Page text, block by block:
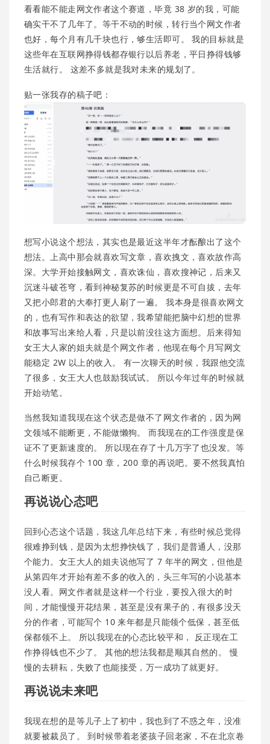
看看能不能走网文作者这个赛道，毕竟 38 岁的我，可能
确实干不了几年了。等干不动的时候，转行当个网文作者
也好，每个月有几千块也行，够生活即可。 我的目标就是
这些年在互联网挣得钱都存银行以后养老，平日挣得钱够
生活就行。 这差不多就是我对未来的规划了。
贴一张我存的稿子吧：
想写小说这个想法，其实也是最近这半年才酝酿出了这个
想法。上高中那会就喜欢写文章，喜欢拽文，喜欢故作高
深。大学开始接触网文，喜欢诛仙，喜欢搜神记，后来又
沉迷斗破苍穹，看到神秘复苏的时候更是不可自拔，去年
又把小郎君的大奉打更人刷了一遍。 我本身是很喜欢网文
的，也有写作和表达的欲望，我希望能把脑中幻想的世界
和故事写出来给人看，只是以前没往这方面想。后来得知
女王大人家的姐夫就是个网文作者，他现在每个月写网文
能稳定 2W 以上的收入。 有一次聊天的时候，我跟他交流
了很多，女王大人也鼓励我试试。 所以今年过年的时候就
开始动笔。
当然我知道我现在这个状态是做不了网文作者的，因为网
文领域不能断更，不能做懒狗。 而我现在的工作强度是保
证不了更新速度的。 所以现在存了十几万字了也没发。等
什么时候我存个 100 章，200 章的再说吧。要不然我真怕
自己断更。
再说说心态吧
回到心态这个话题，我这几年总结下来，有些时候总觉得
很难挣到钱，是因为太想挣快钱了，我们是普通人，没那
个能力。女王大人的姐夫说他写了 7 年半的网文，但他是
从第四年才开始有差不多的收入的，头三年写的小说基本
没人看。网文作者就是这样一个行业，要投入很大的时
间，才能慢慢开花结果，甚至是没有果子的，有很多没天
分的作者，可能写个 10 来年都是只能领个低保，甚至低
保都领不上。 所以我现在的心态比较平和， 反正现在工
作挣得钱也不少了。 其他的想法我都是顺其自然的。 慢
慢的去耕耘，失败了也能接受，万一成功了就更好。
再说说未来吧
我现在想的是等儿子上了初中，我也到了不惑之年，没准
就要被裁员了。 到时候带着老婆孩子回老家，不在北京卷